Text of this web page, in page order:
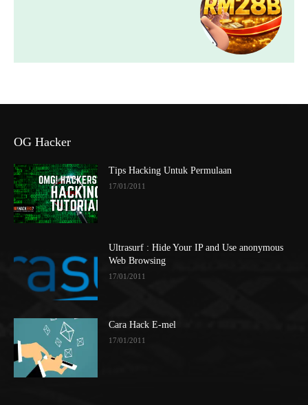
OG Hacker
Tips Hacking Untuk Permulaan
17/01/2011
Ultrasurf : Hide Your IP and Use anonymous
Web Browsing
17/01/2011
Cara Hack E-mel
17/01/2011